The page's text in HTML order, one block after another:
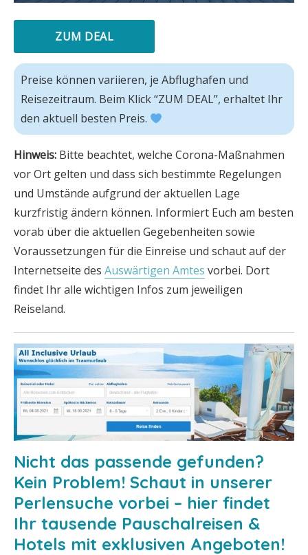
ZUM DEAL
Preise können variieren, je Abflughafen und
Reisezeitraum. Beim Klick “ZUM DEAL”, erhaltet Ihr
den aktuell besten Preis.
Hinweis: Bitte beachtet, welche Corona-Maßnahmen
vor Ort gelten und dass sich bestimmte Regelungen
und Umstände aufgrund der aktuellen Lage
kurzfristig ändern können. Informiert Euch am besten
vorab über die aktuellen Gegebenheiten sowie
Voraussetzungen für die Einreise und schaut auf der
Internetseite des Auswärtigen Amtes vorbei. Dort
findet Ihr alle wichtigen Infos zum jeweiligen
Reiseland.
Nicht das passende gefunden?
Kein Problem! Schaut in unserer
Perlensuche vorbei – hier findet
Ihr tausende Pauschalreisen &
Hotels mit exklusiven Angeboten!